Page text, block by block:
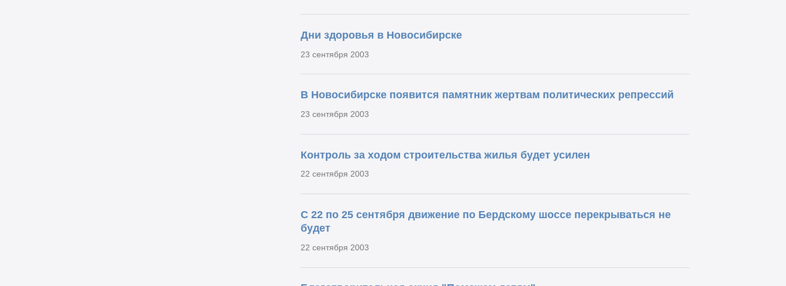
Дни здоровья в Новосибирске
23 сентября 2003
В Новосибирске появится памятник жертвам политических репрессий
23 сентября 2003
Контроль за ходом строительства жилья будет усилен
22 сентября 2003
С 22 по 25 сентября движение по Бердскому шоссе перекрываться не
будет
22 сентября 2003